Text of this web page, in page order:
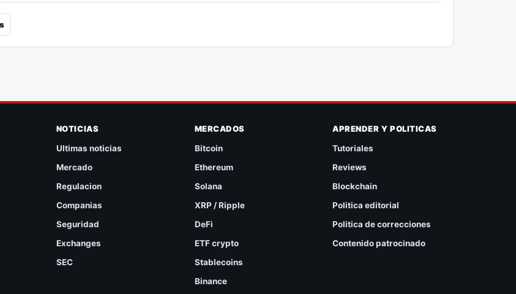
NOTICIAS
Ultimas noticias
Mercado
Regulacion
Companias
Seguridad
Exchanges
SEC
MERCADOS
Bitcoin
Ethereum
Solana
XRP / Ripple
DeFi
ETF crypto
Stablecoins
Binance
APRENDER Y POLITICAS
Tutoriales
Reviews
Blockchain
Politica editorial
Politica de correcciones
Contenido patrocinado